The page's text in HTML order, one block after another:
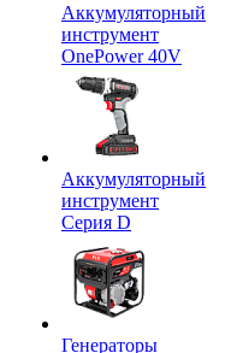
Аккумуляторный
инструмент
OnePower 40V
Аккумуляторный
инструмент
Серия D
Генераторы